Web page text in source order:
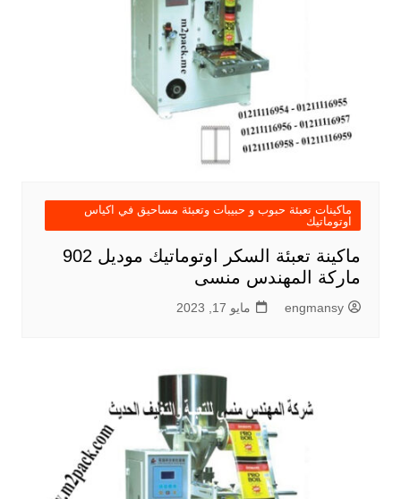
ماكينات تعبئة حبوب و حبيبات وتعبئة مساحيق في اكياس
اوتوماتيك
ماكينة تعبئة السكر اوتوماتيك موديل 902
ماركة المهندس منسى
engmansy مايو 17, 2023